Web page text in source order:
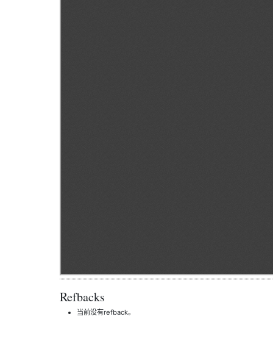
Refbacks
当前没有refback。